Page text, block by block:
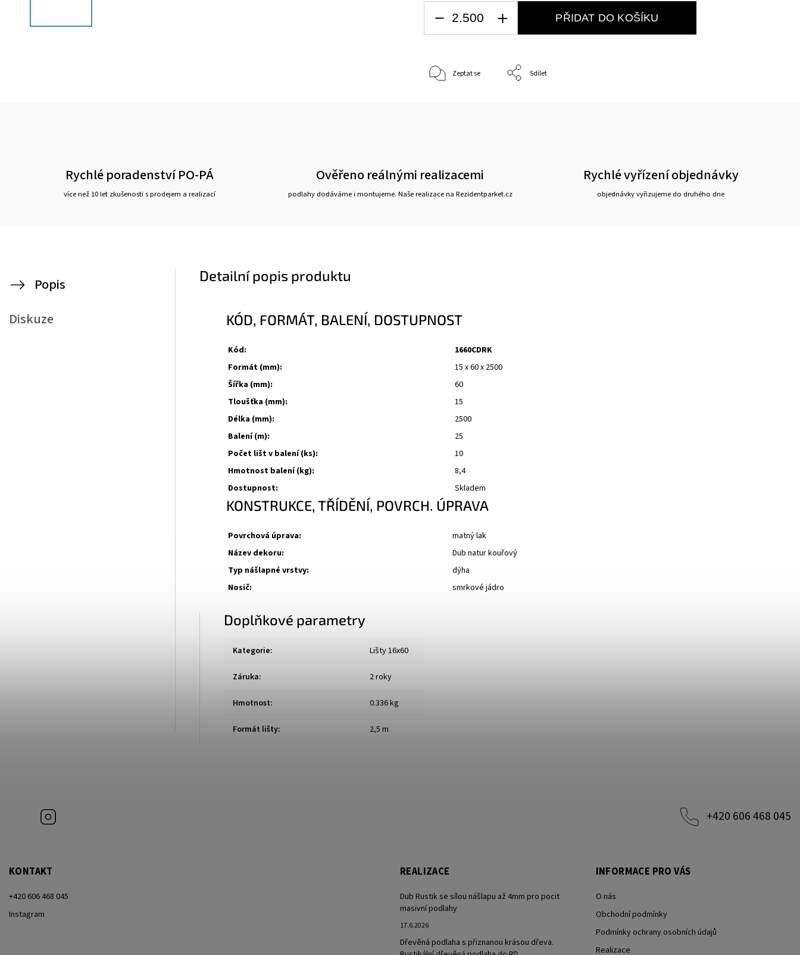
PŘIDAT DO KOŠÍKU
Zeptat se Sdílet
Rychlé poradenství PO-PÁ
více než 10 let zkušenosti s prodejem a realizací
Ověřeno reálnými realizacemi
podlahy dodáváme i montujeme. Naše realizace na Rezidentparket.cz
Rychlé vyřízení objednávky
objednávky vyřizujeme do druhého dne
Popis
Diskuze
Detailní popis produktu
KÓD, FORMÁT, BALENÍ, DOSTUPNOST
Kód:
1660CDRK
Formát (mm):
15 x 60 x 2500
Šířka (mm):
60
Tloušťka (mm):
15
Délka (mm):
2500
Balení (m):
25
Počet lišt v balení (ks):
10
Hmotnost balení (kg):
8,4
Dostupnost:
Skladem
KONSTRUKCE, TŘÍDĚNÍ, POVRCH. ÚPRAVA
Povrchová úprava:
matný lak
Název dekoru:
Dub natur kouřový
Typ nášlapné vrstvy:
dýha
Nosič:
smrkové jádro
Doplňkové parametry
Kategorie: Lišty 16x60
Záruka: 2 roky
Hmotnost: 0.336 kg
Formát lišty: 2,5 m
+420 606 468 045
KONTAKT
+420 606 468 045
Instagram
REALIZACE
Dub Rustik se sílou nášlapu až 4mm pro pocit
masivní podlahy
17.6.2026
Dřevěná podlaha s přiznanou krásou dřeva.
INFORMACE PRO VÁS
O nás
Obchodní podmínky
Podmínky ochrany osobních údajů
Realizace